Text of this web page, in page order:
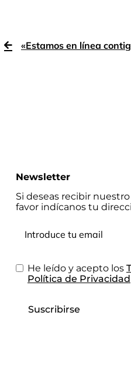
Newsletter
Si deseas recibir
favor indícanos tu
He leído y acepto los
Política de Privacidad
Suscribirse